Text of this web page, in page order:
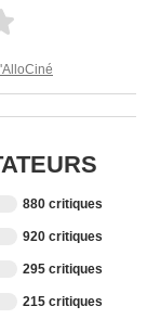
880 critiques
920 critiques
295 critiques
215 critiques